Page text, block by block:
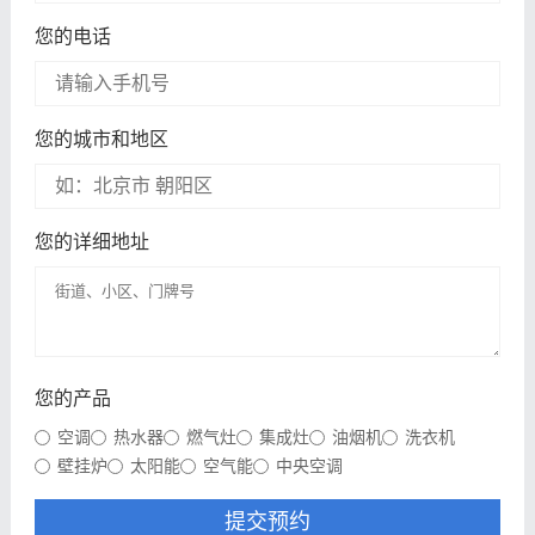
您的电话
您的城市和地区
您的详细地址
您的产品
空调 热水器 燃气灶 集成灶 油烟机
洗衣机
壁挂炉
太阳能 空气能 中央空调
提交预约